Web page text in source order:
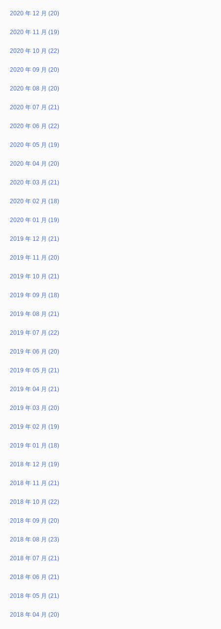
2020 年 12 月 (20)
2020 年 11 月 (19)
2020 年 10 月 (22)
2020 年 09 月 (20)
2020 年 08 月 (20)
2020 年 07 月 (21)
2020 年 06 月 (22)
2020 年 05 月 (19)
2020 年 04 月 (20)
2020 年 03 月 (21)
2020 年 02 月 (18)
2020 年 01 月 (19)
2019 年 12 月 (21)
2019 年 11 月 (20)
2019 年 10 月 (21)
2019 年 09 月 (18)
2019 年 08 月 (21)
2019 年 07 月 (22)
2019 年 06 月 (20)
2019 年 05 月 (21)
2019 年 04 月 (21)
2019 年 03 月 (20)
2019 年 02 月 (19)
2019 年 01 月 (18)
2018 年 12 月 (19)
2018 年 11 月 (21)
2018 年 10 月 (22)
2018 年 09 月 (20)
2018 年 08 月 (23)
2018 年 07 月 (21)
2018 年 06 月 (21)
2018 年 05 月 (21)
2018 年 04 月 (20)